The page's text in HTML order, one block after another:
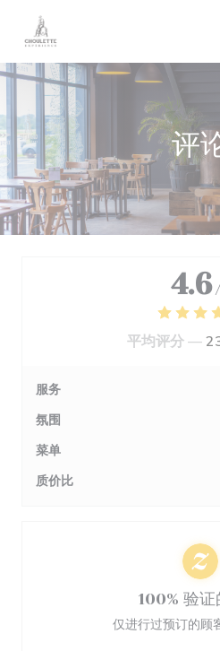
Cookie管理面板
评
4.6
平均评分 —
服务
氛围
菜单
质价比
100% 验证
仅进行过预订的顾